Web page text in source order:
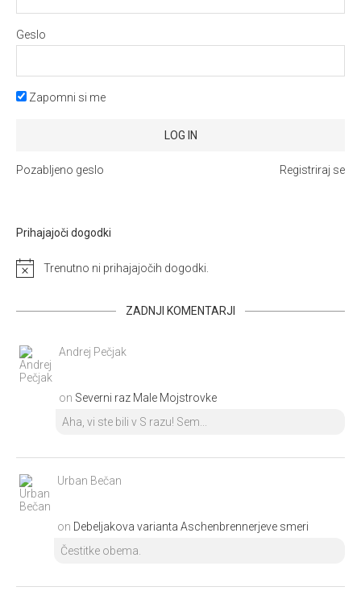
Geslo
Zapomni si me
Registriraj se
Pozabljeno geslo
Prihajajoči dogodki
Trenutno ni prihajajočih dogodki.
ZADNJI KOMENTARJI
Andrej Pečjak
on Severni raz Male Mojstrovke
Aha, vi ste bili v S razu! Sem...
Urban Bečan
on Debeljakova varianta Aschenbrennerjeve smeri
Čestitke obema.